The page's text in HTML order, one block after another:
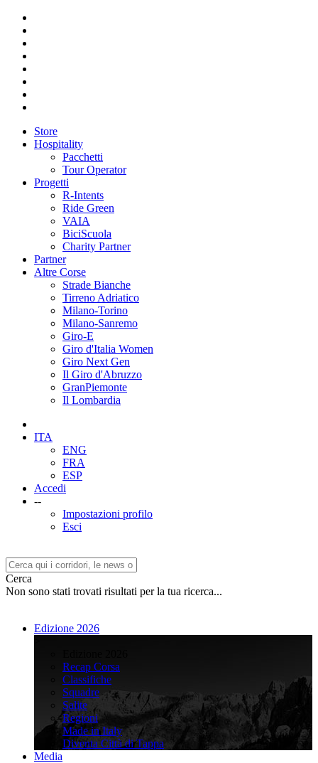
Store
Hospitality
Pacchetti
Tour Operator
Progetti
R-Intents
Ride Green
VAIA
BiciScuola
Charity Partner
Partner
Altre Corse
Strade Bianche
Tirreno Adriatico
Milano-Torino
Milano-Sanremo
Giro-E
Giro d'Italia Women
Giro Next Gen
Il Giro d'Abruzzo
GranPiemonte
Il Lombardia
ITA
ENG
FRA
ESP
Accedi
--
Impostazioni profilo
Esci
Cerca
Non sono stati trovati risultati per la tua ricerca...
Edizione 2026
Recap Corsa
Classifiche
Squadre
Salite
Regioni
Made in Italy
Diventa Città di Tappa
Media